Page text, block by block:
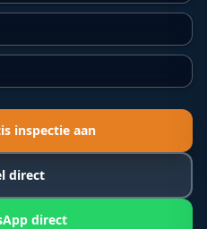
inspectie aan
direct
direct